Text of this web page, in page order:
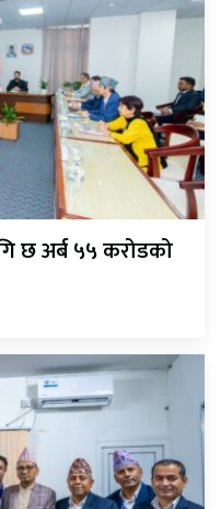
छ अर्ब ५५ करोडको